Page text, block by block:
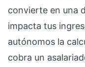
convierte en una
impacta tus
autónomos la
cobra un